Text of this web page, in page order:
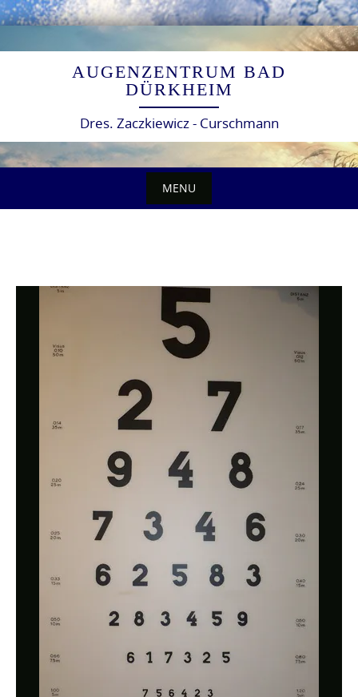
Skip
to
content
AUGENZENTRUM BAD
DÜRKHEIM
Dres. Zaczkiewicz - Curschmann
MENU